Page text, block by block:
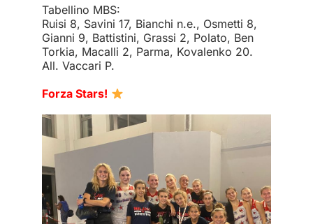
Tabellino MBS:
Ruisi 8, Savini 17, Bianchi n.e., Osmetti 8,
Gianni 9, Battistini, Grassi 2, Polato, Ben
Torkia, Macalli 2, Parma, Kovalenko 20.
All. Vaccari P.
Forza Stars!